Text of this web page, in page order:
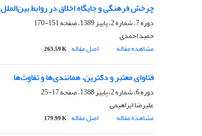
چرخش فرهنگی و جایگاه اخلاق در روابط بین‌الملل
دوره 7، شماره 2، پاییز 1389، صفحه
151-170
حمید احمدی
مشاهده مقاله
اصل مقاله 263.59 K
فتاوای معتبر و دکترین، همانندی‌ها و تفاوت‌ها
دوره 6، شماره 2، پاییز 1388، صفحه
17-25
علیرضا ابراهیمی
مشاهده مقاله
اصل مقاله 179.99 K